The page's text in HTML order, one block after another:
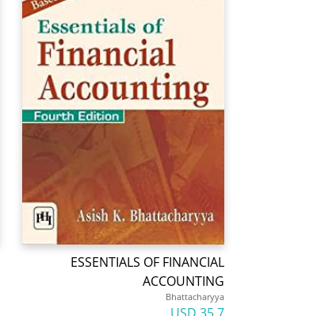
ESSENTIALS OF FINANCIAL
ACCOUNTING
Bhattacharyya